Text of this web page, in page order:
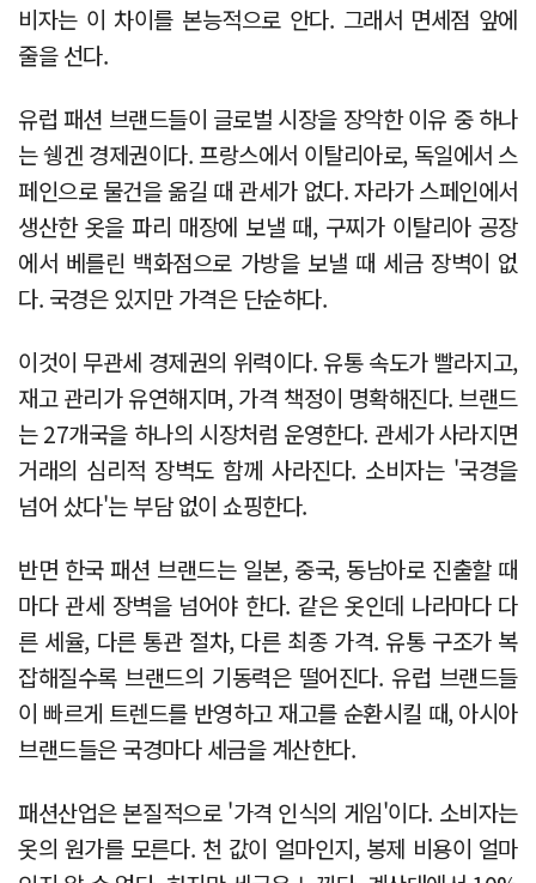
비자는 이 차이를 본능적으로 안다. 그래서 면세점 앞에
줄을 선다.
유럽 패션 브랜드들이 글로벌 시장을 장악한 이유 중 하나
는 쉥겐 경제권이다. 프랑스에서 이탈리아로, 독일에서 스
페인으로 물건을 옮길 때 관세가 없다. 자라가 스페인에서
생산한 옷을 파리 매장에 보낼 때, 구찌가 이탈리아 공장
에서 베를린 백화점으로 가방을 보낼 때 세금 장벽이 없
다. 국경은 있지만 가격은 단순하다.
이것이 무관세 경제권의 위력이다. 유통 속도가 빨라지고,
재고 관리가 유연해지며, 가격 책정이 명확해진다. 브랜드
는 27개국을 하나의 시장처럼 운영한다. 관세가 사라지면
거래의 심리적 장벽도 함께 사라진다. 소비자는 '국경을
넘어 샀다'는 부담 없이 쇼핑한다.
반면 한국 패션 브랜드는 일본, 중국, 동남아로 진출할 때
마다 관세 장벽을 넘어야 한다. 같은 옷인데 나라마다 다
른 세율, 다른 통관 절차, 다른 최종 가격. 유통 구조가 복
잡해질수록 브랜드의 기동력은 떨어진다. 유럽 브랜드들
이 빠르게 트렌드를 반영하고 재고를 순환시킬 때, 아시아
브랜드들은 국경마다 세금을 계산한다.
패션산업은 본질적으로 '가격 인식의 게임'이다. 소비자는
옷의 원가를 모른다. 천 값이 얼마인지, 봉제 비용이 얼마